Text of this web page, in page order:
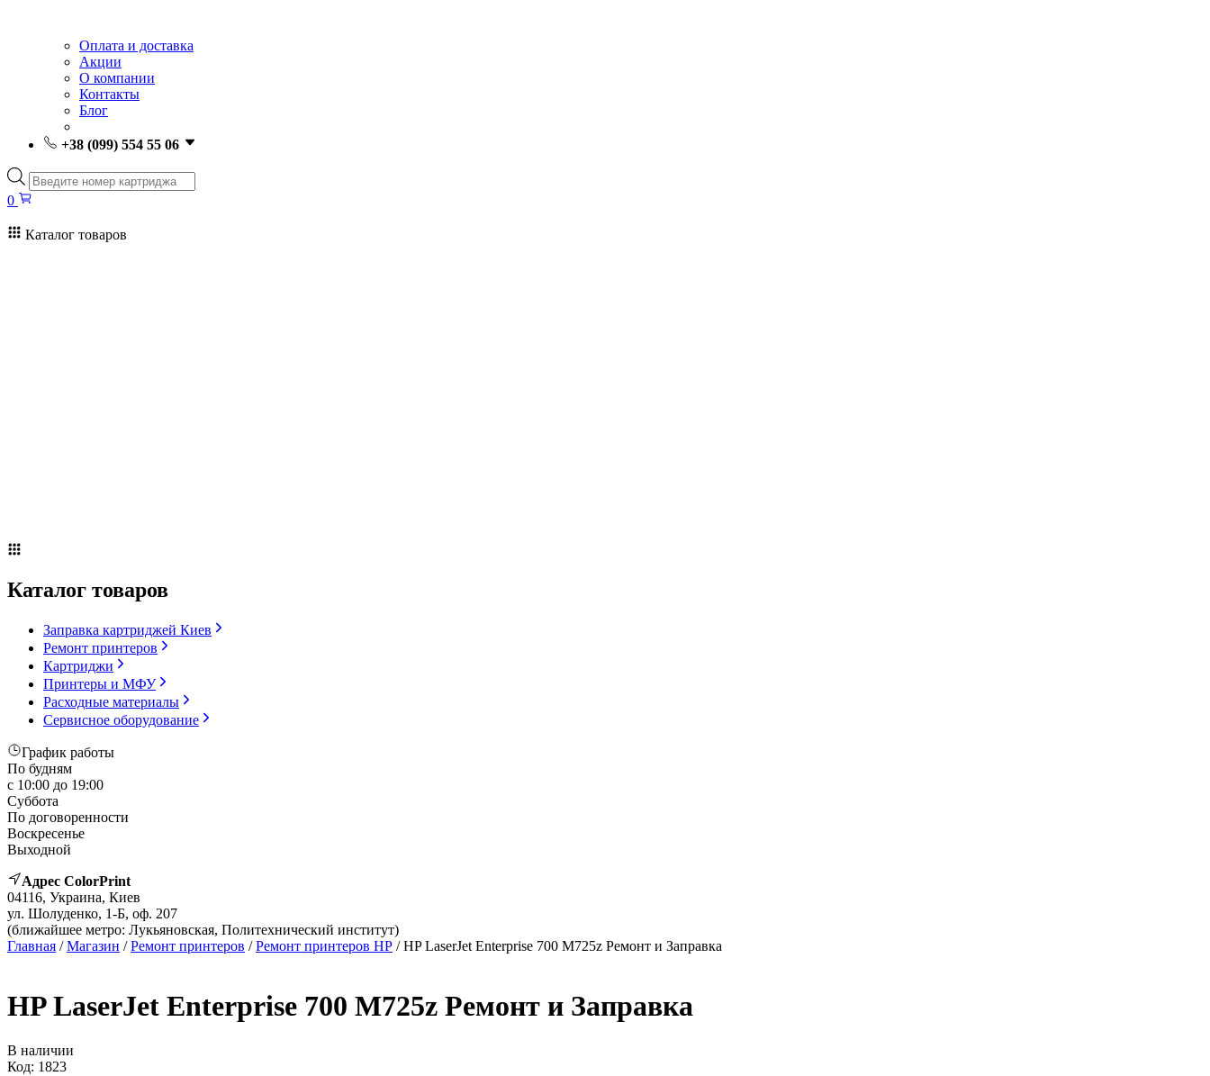
Оплата и доставка
Акции
О компании
Контакты
Блог
+38 (099) 554 55 06
Поиск
товаров
0
Каталог товаров
Каталог товаров
Заправка картриджей Киев
Ремонт принтеров
Картриджи
Принтеры и МФУ
Расходные материалы
Сервисное оборудование
График работы
По будням
с 10:00 до 19:00
Суббота
По договоренности
Воскресенье
Выходной
Адрес ColorPrint
04116, Украина, Киев
ул. Шолуденко, 1-Б, оф. 207
(ближайшее метро: Лукьяновская, Политехнический институт)
Главная /Магазин /Ремонт принтеров /Ремонт принтеров HP / HP LaserJet Enterprise 700 M725z Ремонт и Заправка
HP LaserJet Enterprise 700 M725z Ремонт и Заправка
В наличии
Код: 1823